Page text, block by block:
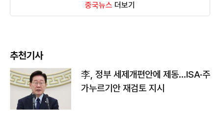
중국뉴스 더보기
추천기사
李, 정부 세제개편안에 제동…ISA·주
가누르기안 재검토 지시